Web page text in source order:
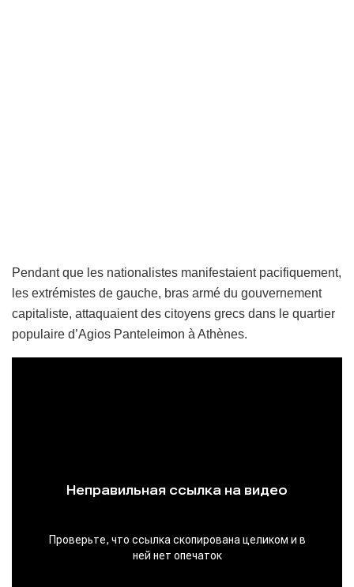
Pendant que les nationalistes manifestaient pacifiquement,
les extrémistes de gauche, bras armé du gouvernement
capitaliste, attaquaient des citoyens grecs dans le quartier
populaire d’Agios Panteleimon à Athènes.